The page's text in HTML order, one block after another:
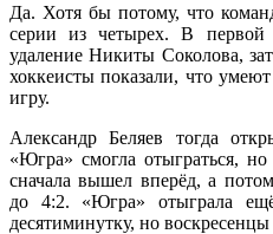
Да. Хотя бы потому, что
серии из четырех. В первой
удаление Никиты Соколова,
хоккеисты показали, что
игру.
Александр Беляев тогда
«Югра» смогла отыграться,
сначала вышел вперёд, а
до 4:2. «Югра» отыграла
десятиминутку, но